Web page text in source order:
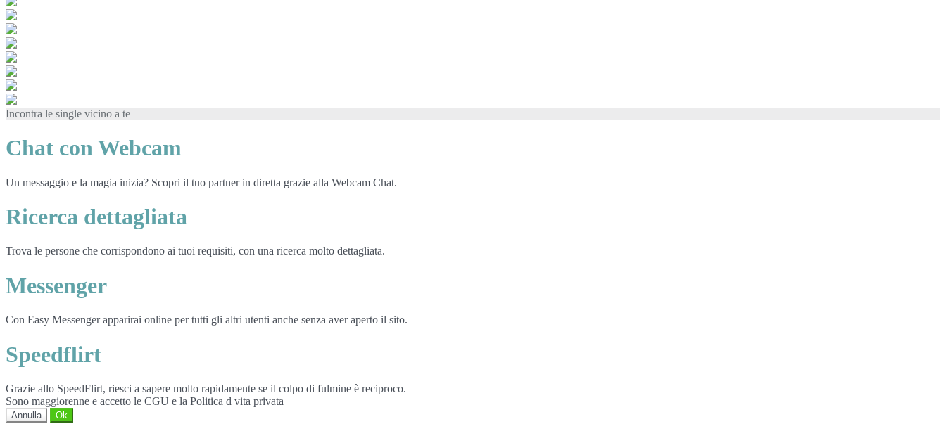
Incontra le single vicino a te
Chat con Webcam
Un messaggio e la magia inizia? Scopri il tuo partner in diretta grazie alla Webcam Chat.
Ricerca dettagliata
Trova le persone che corrispondono ai tuoi requisiti, con una ricerca molto dettagliata.
Messenger
Con Easy Messenger apparirai online per tutti gli altri utenti anche senza aver aperto il sito.
Speedflirt
Grazie allo SpeedFlirt, riesci a sapere molto rapidamente se il colpo di fulmine è reciproco.
Sono maggiorenne e accetto le CGU e la Politica d vita privata
Annulla Ok